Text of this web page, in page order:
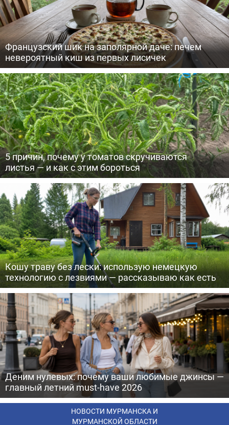
Французский шик на заполярной даче: печем
невероятный киш из первых лисичек
5 причин, почему у томатов скручиваются
листья — и как с этим бороться
Кошу траву без лески: использую немецкую
технологию с лезвиями — рассказываю как есть
Деним нулевых: почему ваши любимые джинсы —
главный летний must-have 2026
НОВОСТИ МУРМАНСКА И
МУРМАНСКОЙ ОБЛАСТИ